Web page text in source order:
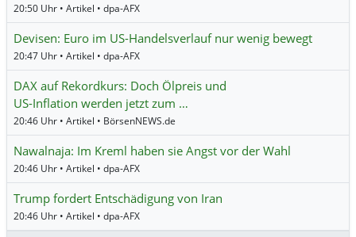
20:50 Uhr • Artikel • dpa-AFX
Devisen: Euro im US-Handelsverlauf nur wenig bewegt
20:47 Uhr • Artikel • dpa-AFX
DAX auf Rekordkurs: Doch Ölpreis und
US-Inflation werden jetzt zum …
20:46 Uhr • Artikel • BörsenNEWS.de
Nawalnaja: Im Kreml haben sie Angst vor der Wahl
20:46 Uhr • Artikel • dpa-AFX
Trump fordert Entschädigung von Iran
20:46 Uhr • Artikel • dpa-AFX